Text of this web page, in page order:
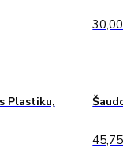
Plastiku,